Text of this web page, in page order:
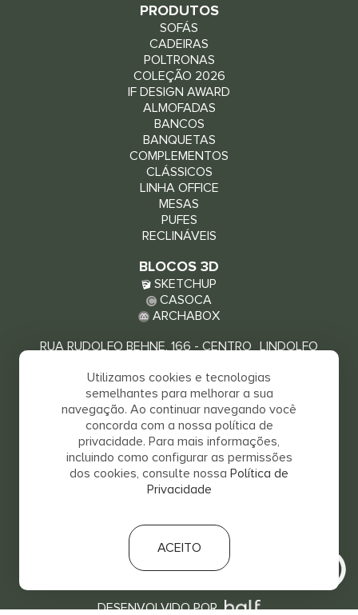
PRODUTOS
SOFÁS
CADEIRAS
POLTRONAS
COLEÇÃO 2026
IF DESIGN AWARD
ALMOFADAS
BANCOS
BANQUETAS
COMPLEMENTOS
CLÁSSICOS
LINHA OFFICE
MESAS
PUFES
RECLINÁVEIS
BLOCOS 3D
SKETCHUP
CASOCA
ARCHABOX
RUA RUDOLFO BEHNE, 166 - CENTRO LINDOLFO
VEJA COMO CHEGAR
SALVA 2026 © TODOS OS DIREITOS RESERVADOS
RELATÓRIO DE IGUALDADE SALARIAL
DESENVOLVIDO POR
Utilizamos cookies e tecnologias
semelhantes para melhorar a sua
navegação. Ao continuar navegando você
concorda com a nossa política de
privacidade. Para mais informações,
incluindo como configurar as permissões
dos cookies, consulte nossa Política de
Privacidade
ACEITO